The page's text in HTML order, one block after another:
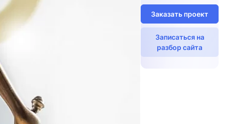
Заказать проект
Записаться на
разбор сайта